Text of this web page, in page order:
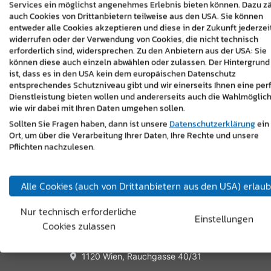
Ihre Nachricht*
master design gmbh
1120 Wien, Rauchgasse 40/31
Services ein möglichst angenehmes Erlebnis bieten können. Dazu
auch Cookies von Drittanbietern teilweise aus den USA. Sie können
entweder alle Cookies akzeptieren und diese in der Zukunft
widerrufen oder der Verwendung von Cookies, die nicht technisch
erforderlich sind, widersprechen. Zu den Anbietern aus der USA: Sie
können diese auch einzeln abwählen oder zulassen. Der
ist, dass es in den USA kein dem europäischen Datenschutz
entsprechendes Schutzniveau gibt und wir einerseits Ihnen eine
Dienstleistung bieten wollen und andererseits auch die
wie wir dabei mit Ihren Daten umgehen sollen.
Sollten Sie Fragen haben, dann ist unsereDatenschutzerklärung
Ort, um über die Verarbeitung Ihrer Daten, Ihre Rechte und unsere
Pflichten nachzulesen.
Alle Cookies (auch von Drittanbietern aus den USA)
Nur technisch erforderliche
Cookies zulassen
Einstellungen